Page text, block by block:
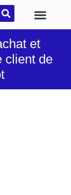
et
client de